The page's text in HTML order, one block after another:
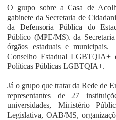
O grupo sobre a Casa de
gabinete da Secretaria de
da Defensoria Pública do
Público (MPE/MS), da
órgãos estaduais e
Conselho Estadual LGBTQIA+
Políticas Públicas LGBTQIA+.
Já o grupo que tratar da Rede de
representantes de 27
universidades, Ministério
Legislativa, OAB/MS,